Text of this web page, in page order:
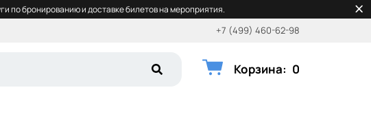
по бронированию и доставке билетов на мероприятия.
+7 (499) 460-62-98
Корзина: 0